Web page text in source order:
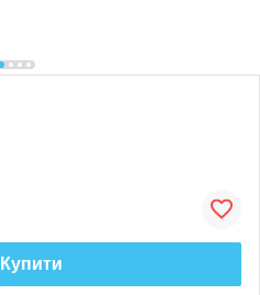
Купити